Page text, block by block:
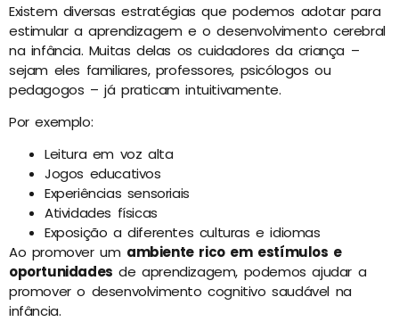
Existem diversas estratégias que podemos adotar para
estimular a aprendizagem e o desenvolvimento cerebral
na infância. Muitas delas os cuidadores da criança –
sejam eles familiares, professores, psicólogos ou
pedagogos – já praticam intuitivamente.
Por exemplo:
Leitura em voz alta
Jogos educativos
Experiências sensoriais
Atividades físicas
Exposição a diferentes culturas e idiomas
Ao promover um ambiente rico em estímulos e
oportunidades de aprendizagem, podemos ajudar a
promover o desenvolvimento cognitivo saudável na
infância.